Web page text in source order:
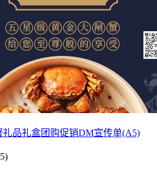
礼品礼盒团购促销DM宣传单(A5)